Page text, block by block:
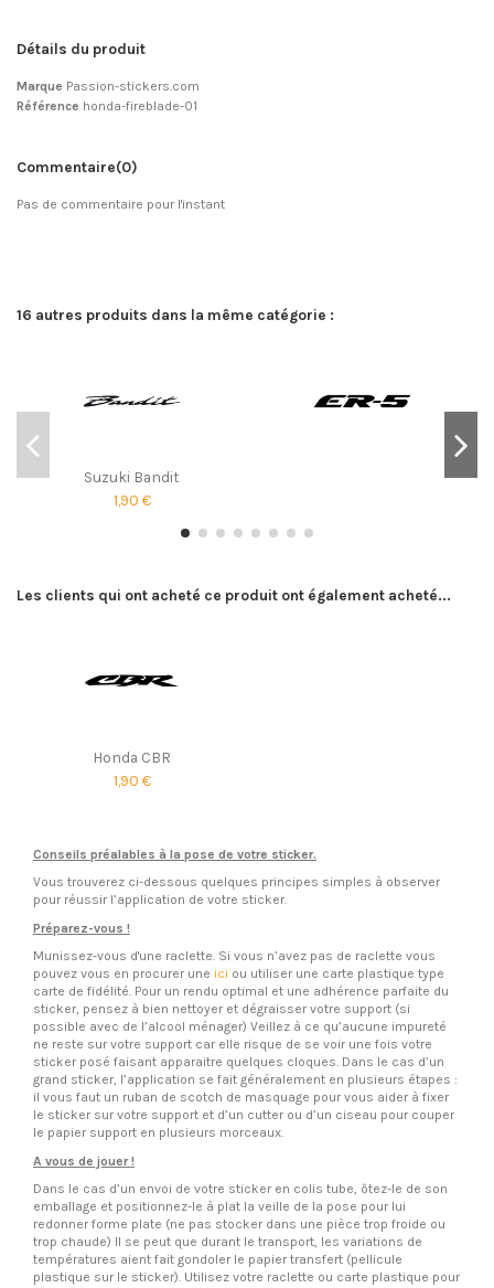
Détails du produit
Marque Passion-stickers.com
Référence honda-fireblade-01
Commentaire(0)
Pas de commentaire pour l'instant
16 autres produits dans la même catégorie :
Suzuki Bandit
1,90 €
Les clients qui ont acheté ce produit ont également acheté...
Honda CBR
1,90 €
Conseils préalables à la pose de votre sticker.
Vous trouverez ci-dessous quelques principes simples à observer
pour réussir l’application de votre sticker.
Préparez-vous !
Munissez-vous d'une raclette. Si vous n’avez pas de raclette vous
pouvez vous en procurer une ici ou utiliser une carte plastique type
carte de fidélité. Pour un rendu optimal et une adhérence parfaite du
sticker, pensez à bien nettoyer et dégraisser votre support (si
possible avec de l’alcool ménager) Veillez à ce qu’aucune impureté
ne reste sur votre support car elle risque de se voir une fois votre
sticker posé faisant apparaitre quelques cloques. Dans le cas d’un
grand sticker, l’application se fait généralement en plusieurs étapes :
il vous faut un ruban de scotch de masquage pour vous aider à fixer
le sticker sur votre support et d’un cutter ou d’un ciseau pour couper
le papier support en plusieurs morceaux.
A vous de jouer !
Dans le cas d’un envoi de votre sticker en colis tube, ôtez-le de son
emballage et positionnez-le à plat la veille de la pose pour lui
redonner forme plate (ne pas stocker dans une pièce trop froide ou
trop chaude) Il se peut que durant le transport, les variations de
températures aient fait gondoler le papier transfert (pellicule
plastique sur le sticker). Utilisez votre raclette ou carte plastique pour